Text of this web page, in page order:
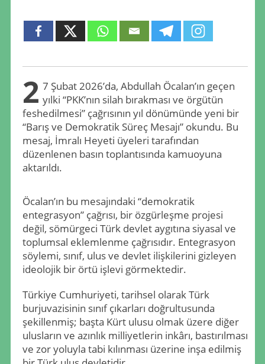
2 7 Şubat 2026’da, Abdullah Öcalan’ın geçen
yılki “PKK’nın silah bırakması ve örgütün
feshedilmesi” çağrısının yıl dönümünde yeni bir
“Barış ve Demokratik Süreç Mesajı” okundu. Bu
mesaj, İmralı Heyeti üyeleri tarafından
düzenlenen basın toplantısında kamuoyuna
aktarıldı.
Öcalan’ın bu mesajındaki “demokratik
entegrasyon” çağrısı, bir özgürleşme projesi
değil, sömürgeci Türk devlet aygıtına siyasal ve
toplumsal eklemlenme çağrısıdır. Entegrasyon
söylemi, sınıf, ulus ve devlet ilişkilerini gizleyen
ideolojik bir örtü işlevi görmektedir.
Türkiye Cumhuriyeti, tarihsel olarak Türk
burjuvazisinin sınıf çıkarları doğrultusunda
şekillenmiş; başta Kürt ulusu olmak üzere diğer
ulusların ve azınlık milliyetlerin inkârı, bastırılması
ve zor yoluyla tabi kılınması üzerine inşa edilmiş